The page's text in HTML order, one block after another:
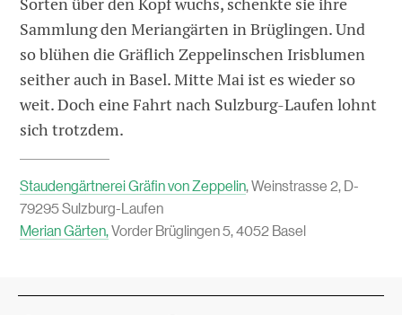
Sorten über den Kopf wuchs, schenkte sie ihre
Sammlung den Meriangärten in Brüglingen. Und
so blühen die Gräflich Zeppelinschen Irisblumen
seither auch in Basel. Mitte Mai ist es wieder so
weit. Doch eine Fahrt nach Sulzburg-Laufen lohnt
sich trotzdem.
Staudengärtnerei Gräfin von Zeppelin, Weinstrasse 2, D-
79295 Sulzburg-Laufen
Merian Gärten,Vorder Brüglingen 5, 4052 Basel